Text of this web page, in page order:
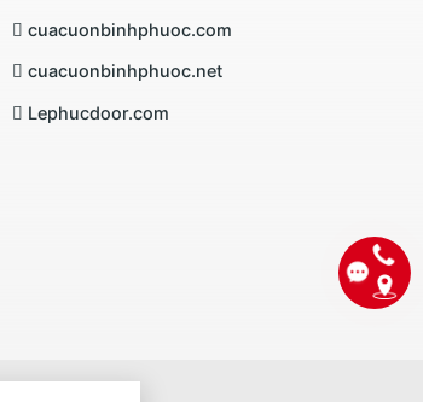
cuacuonbinhphuoc.com
cuacuonbinhphuoc.net
Lephucdoor.com